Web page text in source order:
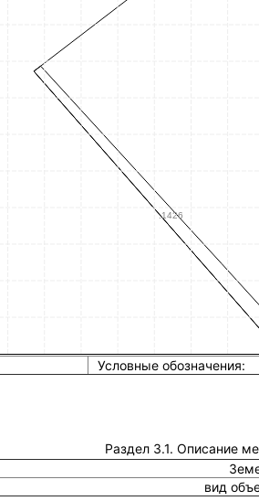
Условные обозначения:
Раздел 3.1. Описание
вид